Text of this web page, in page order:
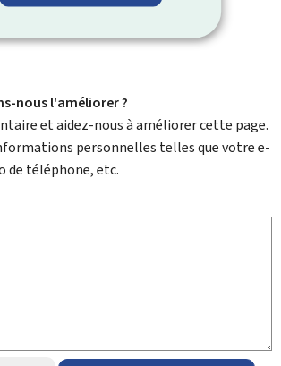
nous l'améliorer ?
et aidez-nous à améliorer cette page.
personnelles telles que votre e-
de téléphone, etc.